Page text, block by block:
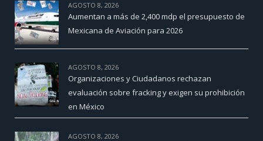
AGOSTO 8, 2026
Aumentan a más de 2,400 mdp el presupuesto de
Mexicana de Aviación para 2026
AGOSTO 8, 2026
Organizaciones y Ciudadanos rechazan
evaluación sobre fracking y exigen su prohibición
en México
AGOSTO 8, 2026